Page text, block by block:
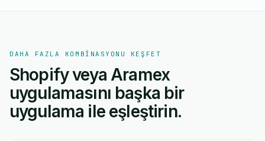
DAHA FAZLA KOMBINASYONU KEŞFET
Shopify veya Aramex
uygulamasını başka bir
uygulama ile eşleştirin.